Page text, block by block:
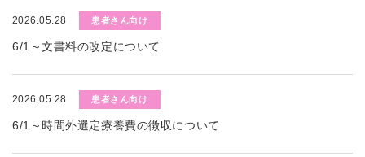
2026.05.28 患者さん向け
6/1～文書料の改定について
2026.05.28 患者さん向け
6/1～時間外選定療養費の徴収について